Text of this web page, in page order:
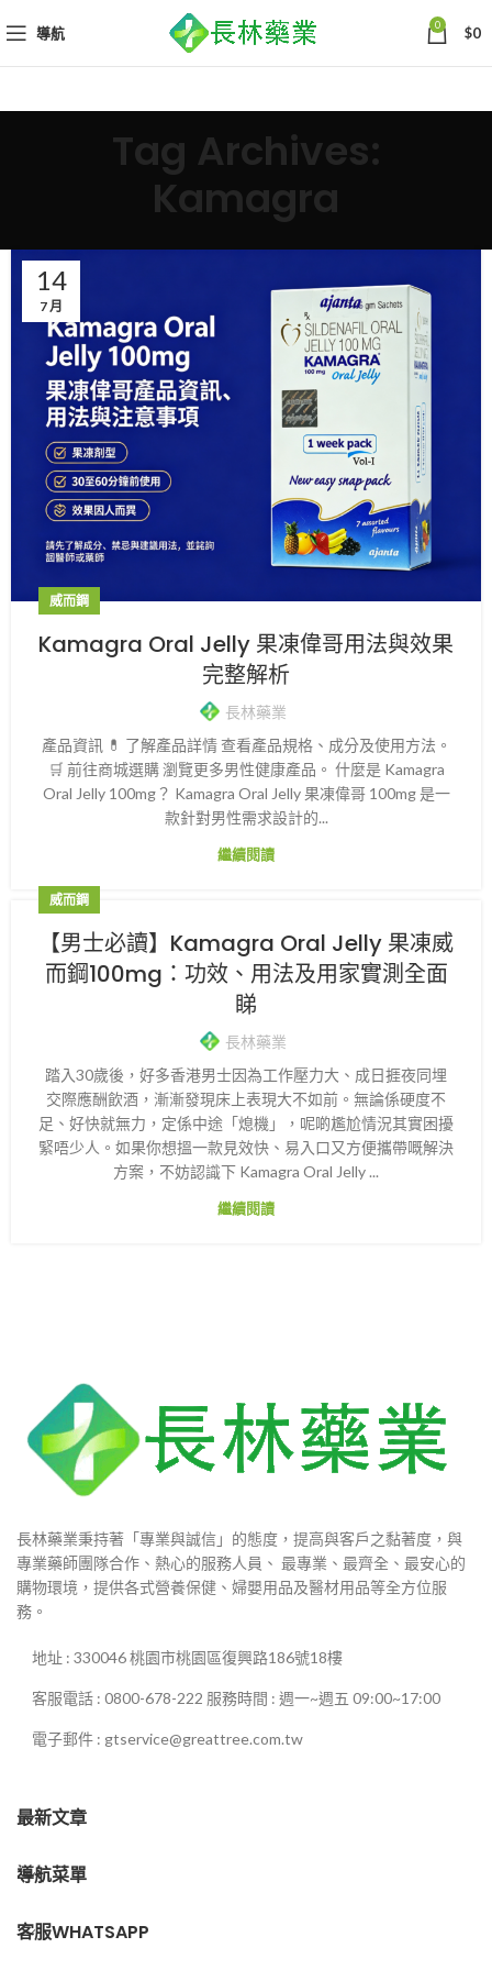
導航 0 $0
Tag Archives:
Kamagra
14
7 月
威而鋼
Kamagra Oral Jelly 果凍偉哥用法與效果
完整解析
長林藥業
產品資訊 💊 了解產品詳情 查看產品規格、成分及使用方法。
🛒 前往商城選購 瀏覽更多男性健康產品。 什麼是 Kamagra
Oral Jelly 100mg？ Kamagra Oral Jelly 果凍偉哥 100mg 是一
款針對男性需求設計的...
繼續閱讀
威而鋼
【男士必讀】Kamagra Oral Jelly 果凍威
而鋼100mg：功效、用法及用家實測全面
睇
長林藥業
踏入30歲後，好多香港男士因為工作壓力大、成日捱夜同埋
交際應酬飲酒，漸漸發現床上表現大不如前。無論係硬度不
足、好快就無力，定係中途「熄機」，呢啲尷尬情況其實困擾
緊唔少人。如果你想搵一款見效快、易入口又方便攜帶嘅解決
方案，不妨認識下 Kamagra Oral Jelly ...
繼續閱讀
長林藥業秉持著「專業與誠信」的態度，提高與客戶之黏著度，與
專業藥師團隊合作、熱心的服務人員、 最專業、最齊全、最安心的
購物環境，提供各式營養保健、婦嬰用品及醫材用品等全方位服
務。
地址 : 330046 桃園市桃園區復興路186號18樓
客服電話 : 0800-678-222 服務時間 : 週一~週五 09:00~17:00
電子郵件 : gtservice@greattree.com.tw
最新文章
導航菜單
客服WHATSAPP